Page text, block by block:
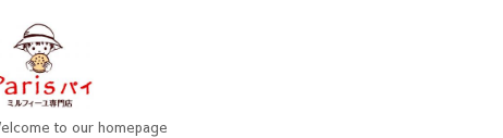
to our homepage